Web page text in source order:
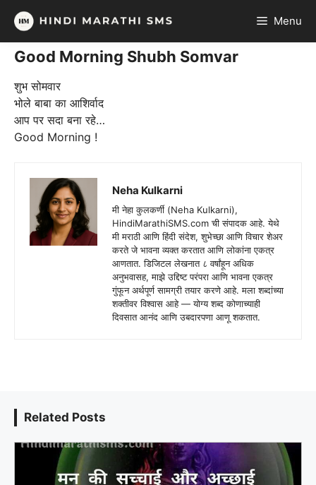
Skip
content
Menu
Good Morning Shubh Somvar
शुभ सोमवार
भोले बाबा का आशिर्वाद
आप पर सदा बना रहे…
Good Morning !
Neha Kulkarni
मी नेहा कुलकर्णी (Neha Kulkarni),
HindiMarathiSMS.com ची संपादक आहे. येथे
मी मराठी आणि हिंदी संदेश, शुभेच्छा आणि विचार शेअर
करते जे भावना व्यक्त करतात आणि लोकांना एकत्र
आणतात. डिजिटल लेखनात ८ वर्षांहून अधिक
अनुभवासह, माझे उद्दिष्ट परंपरा आणि भावना एकत्र
गुंफून अर्थपूर्ण सामग्री तयार करणे आहे. मला शब्दांच्या
शक्तीवर विश्वास आहे — योग्य शब्द कोणाच्याही
दिवसात आनंद आणि उबदारपणा आणू शकतात.
Related Posts